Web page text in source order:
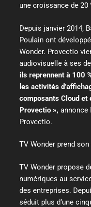
une croissance de 20
Depuis janvier 2014,
Poulain ont
Wonder. Provectio
audiovisuelle à ses
ils reprennent à 100
les activités
composants Cloud et
Provectio », annonce
Provectio.
TV Wonder prend son
TV Wonder propose
numériques au
des entreprises.
séduit plus d’une